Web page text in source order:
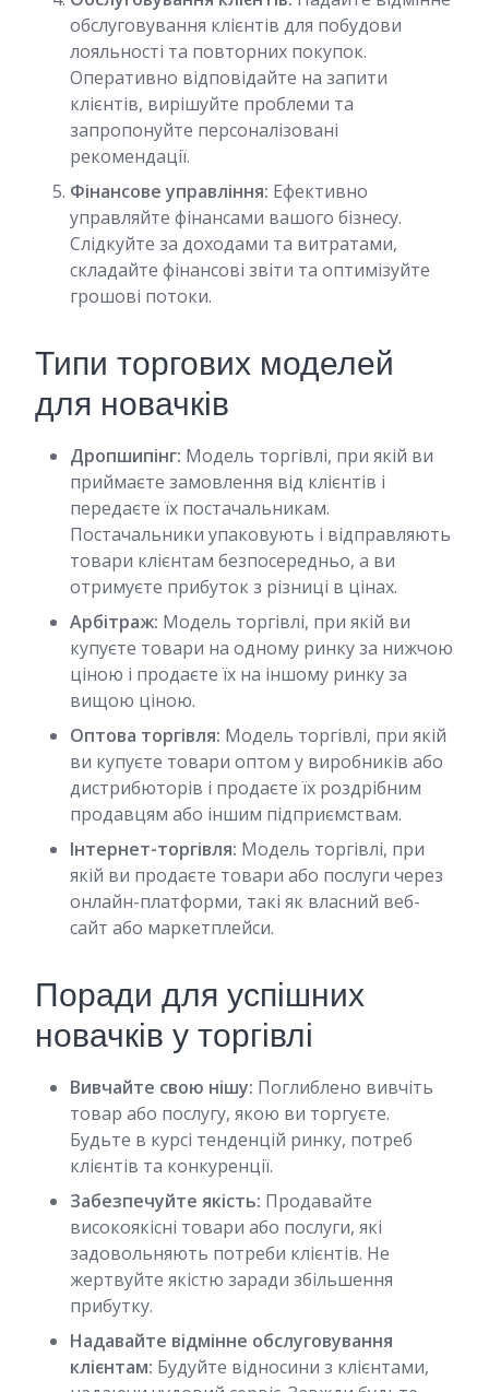
обслуговування клієнтів для побудови
лояльності та повторних покупок.
Оперативно відповідайте на запити
клієнтів, вирішуйте проблеми та
запропонуйте персоналізовані
рекомендації.
Фінансове управління: Ефективно
управляйте фінансами вашого бізнесу.
Слідкуйте за доходами та витратами,
складайте фінансові звіти та оптимізуйте
грошові потоки.
Типи торгових моделей
для новачків
Дропшипінг: Модель торгівлі, при якій ви
приймаєте замовлення від клієнтів і
передаєте їх постачальникам.
Постачальники упаковують і відправляють
товари клієнтам безпосередньо, а ви
отримуєте прибуток з різниці в цінах.
Арбітраж: Модель торгівлі, при якій ви
купуєте товари на одному ринку за нижчою
ціною і продаєте їх на іншому ринку за
вищою ціною.
Оптова торгівля: Модель торгівлі, при якій
ви купуєте товари оптом у виробників або
дистрибюторів і продаєте їх роздрібним
продавцям або іншим підприємствам.
Інтернет-торгівля: Модель торгівлі, при
якій ви продаєте товари або послуги через
онлайн-платформи, такі як власний веб-
сайт або маркетплейси.
Поради для успішних
новачків у торгівлі
Вивчайте свою нішу: Поглиблено вивчіть
товар або послугу, якою ви торгуєте.
Будьте в курсі тенденцій ринку, потреб
клієнтів та конкуренції.
Забезпечуйте якість: Продавайте
високоякісні товари або послуги, які
задовольняють потреби клієнтів. Не
жертвуйте якістю заради збільшення
прибутку.
Надавайте відмінне обслуговування
клієнтам: Будуйте відносини з клієнтами,